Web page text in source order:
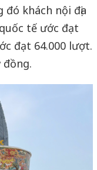
khách nội địa
tế ước đạt
đạt 64.000 lượt.
đồng.